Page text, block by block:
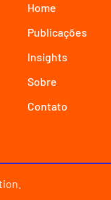
Home
Publicações
Insights
Sobre
Contato